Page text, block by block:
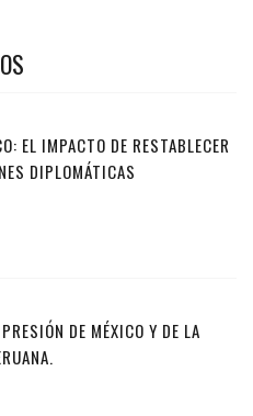
EL IMPACTO DE RESTABLECER
DIPLOMÁTICAS
DE MÉXICO Y DE LA